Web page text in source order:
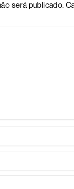
será publicado.